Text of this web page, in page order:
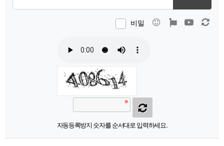
비밀 이모티콘폰트어썸
동영상
자동등록방지 숫자를 순서대로 입력하세요.